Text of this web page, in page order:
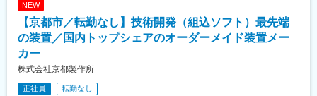
フォトダイオード光量検査器
フォトインタラプタ検査装置 （CPU判定 PLC駆動制御）
ゲージリング切断装置
ゲージリング窓抜き装置
■同社の特徴：
引があるため、安定した経営基盤があります。完全オーダーメイ
ドで作っているため、利益率が15%以上ととても高い水準です。
NEW
【京都市／転勤なし】技術開発（組込ソフト）最先端
の装置／国内トップシェアのオーダーメイド装置メー
カー
株式会社京都製作所
正社員 転勤なし